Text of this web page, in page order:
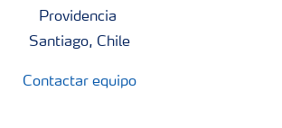
Providencia
Santiago, Chile
Contactar equipo